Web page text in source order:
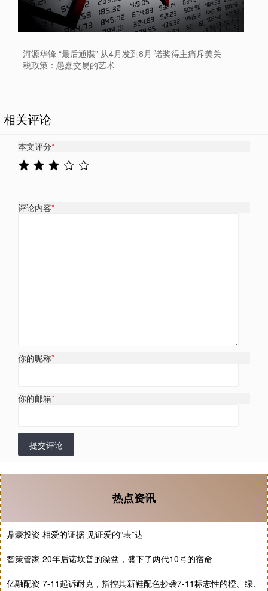
河源华锋 “最后通牒” 从4月发到8月 诺奖得主痛斥美关
税政策：愚蠢交易的艺术
相关评论
本文评分*
评论内容*
你的昵称*
你的邮箱*
提交评论
热点资讯
鼎豪投资 相爱的证据 见证爱的“表”达
智策管家 20年后诺坎普的澡盆，盛下了两代10号的宿命
亿融配资 7-11起诉耐克，指控其新鞋配色抄袭7-11标志性的橙、绿、